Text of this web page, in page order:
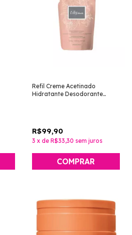
Refil Creme Acetinado
Hidratante Desodorante
R$99,90
3 x de R$33,30 sem juros